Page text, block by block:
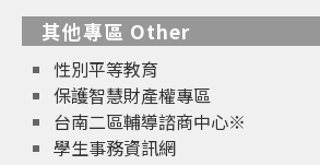
其他專區 Other
性別平等教育
保護智慧財產權專區
台南二區輔導諮商中心※
學生事務資訊網